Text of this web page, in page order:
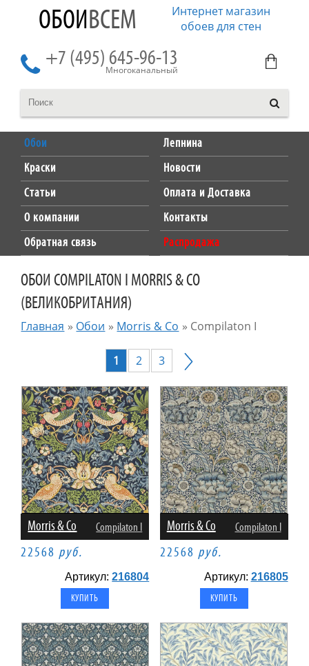
ОБОИВСЕМ
Интернет магазин
обоев для стен
+7 (495) 645-96-13
Многоканальный
Обои
Лепнина
Краски
Новости
Статьи
Оплата и Доставка
О компании
Контакты
Обратная связь
Распродажа
ОБОИ COMPILATON I MORRIS & CO
(ВЕЛИКОБРИТАНИЯ)
Главная » Обои » Morris & Co » Compilaton I
1 2 3
Morris & Co Compilaton I
22568 руб.
Артикул:216804
Morris & Co Compilaton I
22568 руб.
Артикул: 216805